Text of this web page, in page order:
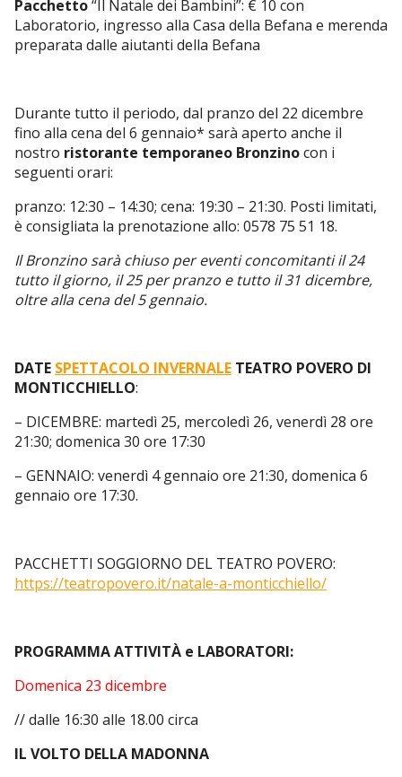
Pacchetto“Il Natale dei Bambini”: € 10 con
Laboratorio, ingresso alla Casa della Befana e merenda
preparata dalle aiutanti della Befana
Durante tutto il periodo, dal pranzo del 22 dicembre
fino alla cena del 6 gennaio* sarà aperto anche il
nostro ristorante temporaneo Bronzinocon i
seguenti orari:
pranzo: 12:30 – 14:30; cena: 19:30 – 21:30. Posti limitati,
è consigliata la prenotazione allo: 0578 75 51 18.
Il Bronzino sarà chiuso per eventi concomitanti il 24
tutto il giorno, il 25 per pranzo e tutto il 31 dicembre,
oltre alla cena del 5 gennaio.
DATE SPETTACOLO INVERNALE TEATRO POVERO DI
MONTICCHIELLO:
– DICEMBRE: martedì 25, mercoledì 26, venerdì 28 ore
21:30; domenica 30 ore 17:30
– GENNAIO: venerdì 4 gennaio ore 21:30, domenica 6
gennaio ore 17:30.
PACCHETTI SOGGIORNO DEL TEATRO POVERO:
https://teatropovero.it/natale-a-monticchiello/
PROGRAMMA ATTIVITÀ e LABORATORI:
Domenica 23 dicembre
// dalle 16:30 alle 18.00 circa
IL VOLTO DELLA MADONNA